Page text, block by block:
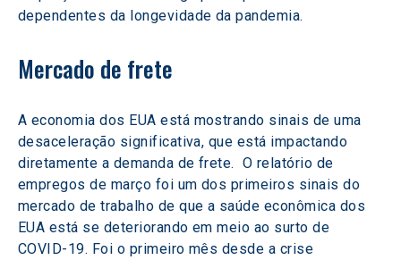
dependentes da longevidade da pandemia.
Mercado de frete
A economia dos EUA está mostrando sinais de uma
desaceleração significativa, que está impactando
diretamente a demanda de frete.  O relatório de
empregos de março foi um dos primeiros sinais do
mercado de trabalho de que a saúde econômica dos
EUA está se deteriorando em meio ao surto de
COVID-19. Foi o primeiro mês desde a crise